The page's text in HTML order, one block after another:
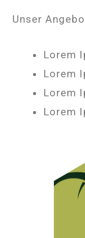
Unser
Lorem
Lorem
Lorem
Lorem